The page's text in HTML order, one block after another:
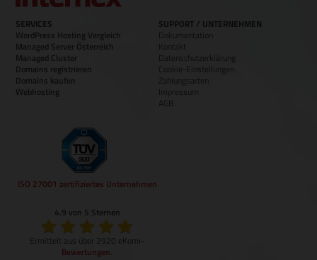
SERVICES
WordPress Hosting Vergleich
Managed Server Österreich
Managed Cluster
Domains registrieren
Domains kaufen
Webhosting
SUPPORT / UNTERNEHMEN
Dokumentation
Kontakt
Datenschutzerklärung
Cookie-Einstellungen
Zahlungsarten
Impressum
AGB
ISO 27001 zertifiziertes Unternehmen
4.9 von 5 Sternen
Ermittelt aus über 2920 eKomi-
Bewertungen